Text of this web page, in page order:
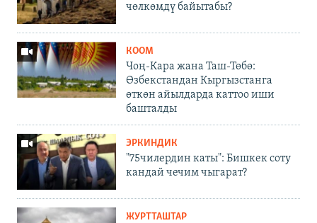
чөлкөмдү байытабы?
КООМ
Чоң-Кара жана Таш-Төбө:
Өзбекстандан Кыргызстанга
өткөн айылдарда каттоо иши
башталды
ЭРКИНДИК
"75чилердин каты": Бишкек соту
кандай чечим чыгарат?
ЖУРТТАШТАР